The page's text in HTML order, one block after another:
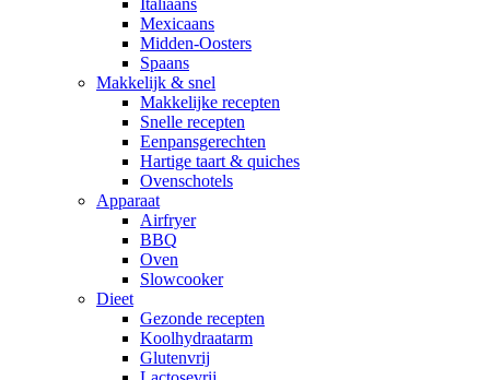
Italiaans
Mexicaans
Midden-Oosters
Spaans
Makkelijk & snel
Makkelijke recepten
Snelle recepten
Eenpansgerechten
Hartige taart & quiches
Ovenschotels
Apparaat
Airfryer
BBQ
Oven
Slowcooker
Dieet
Gezonde recepten
Koolhydraatarm
Glutenvrij